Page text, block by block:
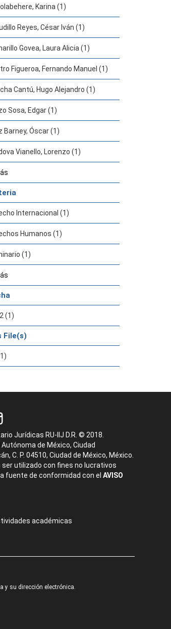
Karina (1)
Reyes, César Iván (1)
Govea, Laura Alicia (1)
Figueroa, Fernando Manuel (1)
Cantú, Hugo Alejandro (1)
Sosa, Edgar (1)
Barney, Óscar (1)
Vianello, Lorenzo (1)
Internacional (1)
Humanos (1)
(1)
(1)
File(s)
Jurídicas RU-IIJ D.R. © 2018.
de México, Ciudad
C. P. 04510, Ciudad de México, México.
ser utilizado con fines no lucrativos
fuente de conformidad con el AVISO
académicas
y su dirección electrónica.